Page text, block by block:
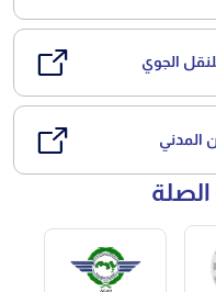
الجوي
المدني